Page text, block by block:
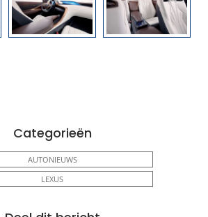
Categorieën
AUTONIEUWS
LEXUS